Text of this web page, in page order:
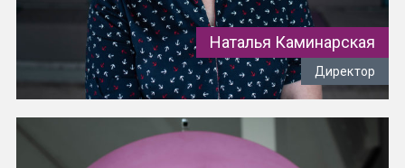
Наталья Каминарская
Директор